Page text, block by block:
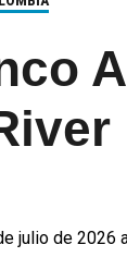
julio de 2026